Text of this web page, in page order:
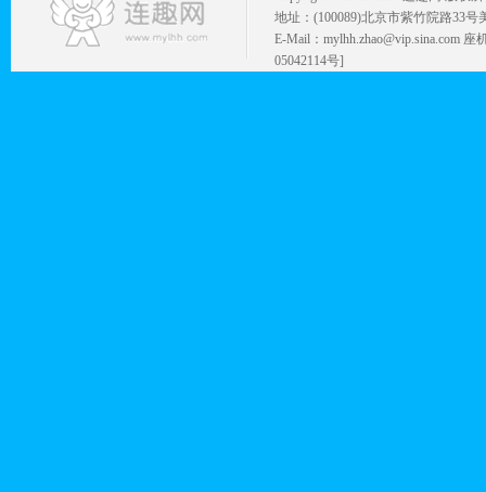
地址：(100089)北京市紫竹院路33号
E-Mail：mylhh.zhao@vip.sina.com
05042114号]